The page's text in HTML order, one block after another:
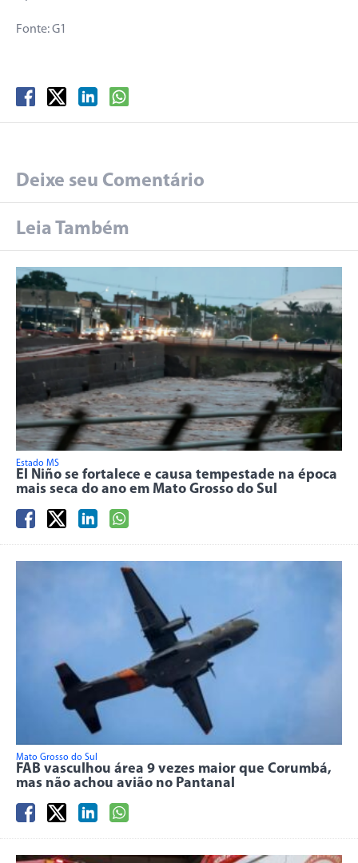
Fonte: G1
Deixe seu Comentário
Leia Também
Estado MS
El Niño se fortalece e causa tempestade na época
mais seca do ano em Mato Grosso do Sul
Mato Grosso do Sul
FAB vasculhou área 9 vezes maior que Corumbá,
mas não achou avião no Pantanal